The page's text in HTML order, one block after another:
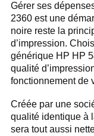
Gérer ses
2360 est une
noire reste la
d’impression.
générique HP HP
qualité
fonctionnement de
Créée par une
qualité identique à
sera tout aussi